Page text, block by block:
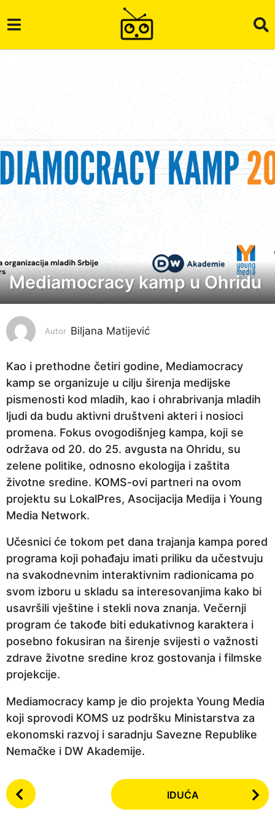
3
g
o
d
n
e
p
r
i
j
e
3
g
o
i
n
e
p
r
i
j
e
Mediamocracy kamp u Ohridu
Autor Biljana Matijević
Kao i prethodne četiri godine, Mediamocracy
kamp se organizuje u cilju širenja medijske
pismenosti kod mladih, kao i ohrabrivanja mladih
ljudi da budu aktivni društveni akteri i nosioci
promena. Fokus ovogodišnjeg kampa, koji se
održava od 20. do 25. avgusta na Ohridu, su
zelene politike, odnosno ekologija i zaštita
životne sredine. KOMS-ovi partneri na ovom
projektu su LokalPres, Asocijacija Medija i Young
Media Network.
Učesnici će tokom pet dana trajanja kampa pored
programa koji pohađaju imati priliku da učestvuju
na svakodnevnim interaktivnim radionicama po
svom izboru u skladu sa interesovanjima kako bi
usavršili vještine i stekli nova znanja. Večernji
program će takođe biti edukativnog karaktera i
posebno fokusiran na širenje svijesti o važnosti
zdrave životne sredine kroz gostovanja i filmske
projekcije.
Mediamocracy kamp je dio projekta Young Media
koji sprovodi KOMS uz podršku Ministarstva za
ekonomski razvoj i saradnju Savezne Republike
Nemačke i DW Akademije.
P
o
IDUĆA